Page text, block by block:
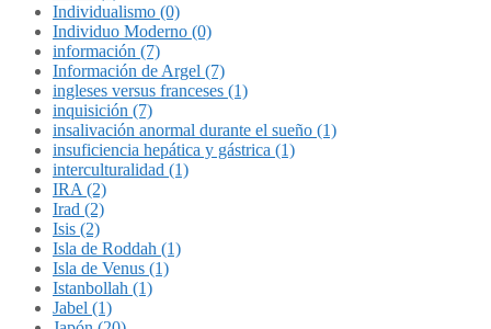
Individualismo (0)
Individuo Moderno (0)
información (7)
Información de Argel (7)
ingleses versus franceses (1)
inquisición (7)
insalivación anormal durante el sueño (1)
insuficiencia hepática y gástrica (1)
interculturalidad (1)
IRA (2)
Irad (2)
Isis (2)
Isla de Roddah (1)
Isla de Venus (1)
Istanbollah (1)
Jabel (1)